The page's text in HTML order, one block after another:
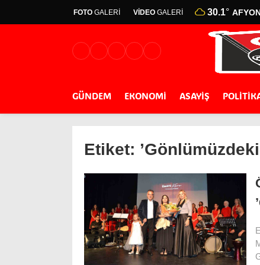
FOTO GALERİ VİDEO GALERİ 30.1°
GÜNDEM EKONOMİ ASAYİŞ
Etiket: ’Gönlümüzdeki